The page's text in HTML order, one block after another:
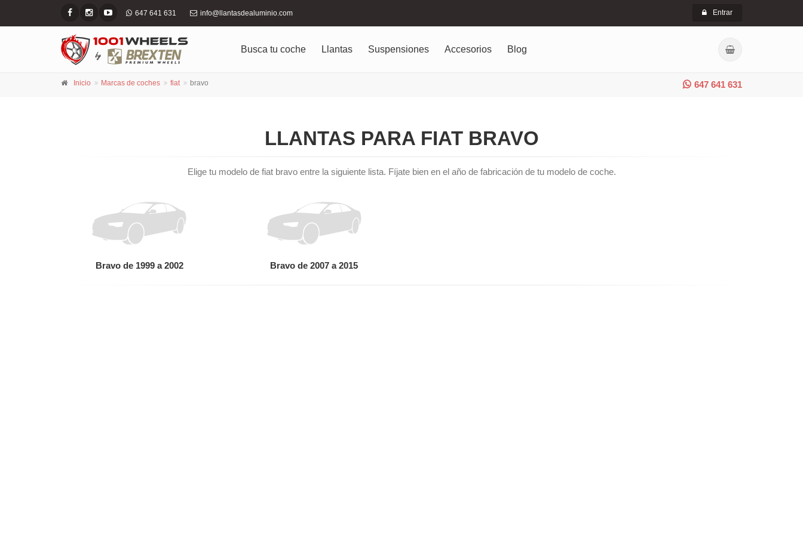
647 641 631 info@llantasdealuminio.com Entrar
Busca tu coche Llantas Suspensiones Accesorios Blog
647 641 631
Inicio Marcas de coches fiat bravo
LLANTAS PARA FIAT BRAVO
Elige tu modelo de fiat bravo entre la siguiente lista. Fíjate bien en el año de fabricación de tu modelo de coche.
Bravo de 1999 a 2002 Bravo de 2007 a 2015